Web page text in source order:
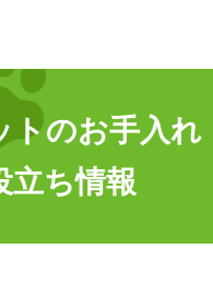
トのお手入れ
立ち情報